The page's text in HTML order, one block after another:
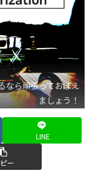
なら頑張っておぼえ
ましょう！
LINE
ー